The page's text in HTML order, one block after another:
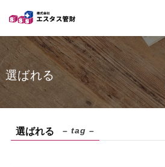
選ばれる
選ばれる – tag –